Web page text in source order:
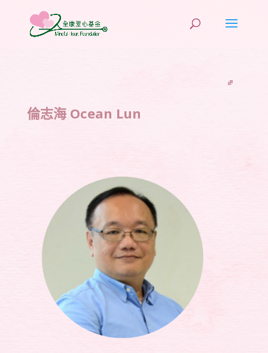
倫志海 Ocean Lun